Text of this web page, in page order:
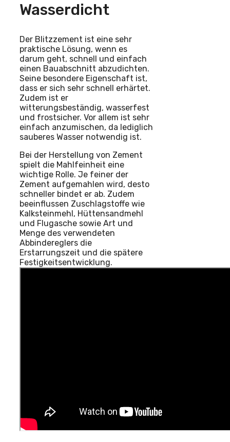
Wasserdicht
Der Blitzzement ist eine sehr
praktische Lösung, wenn es
darum geht, schnell und einfach
einen Bauabschnitt abzudichten.
Seine besondere Eigenschaft ist,
dass er sich sehr schnell erhärtet.
Zudem ist er
witterungsbeständig, wasserfest
und frostsicher. Vor allem ist sehr
einfach anzumischen, da lediglich
sauberes Wasser notwendig ist.
Bei der Herstellung von Zement
spielt die Mahlfeinheit eine
wichtige Rolle. Je feiner der
Zement aufgemahlen wird, desto
schneller bindet er ab. Zudem
beeinflussen Zuschlagstoffe wie
Kalksteinmehl, Hüttensandmehl
und Flugasche sowie Art und
Menge des verwendeten
Abbindereglers die
Erstarrungszeit und die spätere
Festigkeitsentwicklung.